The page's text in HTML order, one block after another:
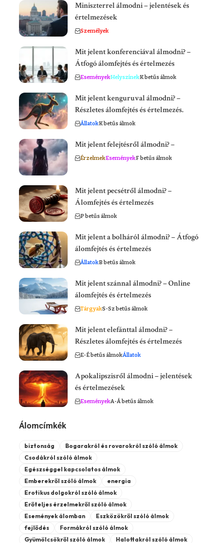
Miniszterrel álmodni – jelentések és
értelmezések
Személyek
Mit jelent konferenciával álmodni? –
Átfogó álomfejtés és értelmezés
EseményekHelyszínekK betűs álmok
Mit jelent kenguruval álmodni? –
Részletes álomfejtés és értelmezés.
ÁllatokK betűs álmok
Mit jelent felejtésről álmodni? –
ÉrzelmekEseményekF betűs álmok
Mit jelent pecsétről álmodni? –
Álomfejtés és értelmezés
P betűs álmok
Mit jelent a bolháról álmodni? – Átfogó
álomfejtés és értelmezés
ÁllatokB betűs álmok
Mit jelent szánnal álmodni? – Online
álomfejtés és értelmezés
TárgyakS-Sz betűs álmok
Mit jelent elefánttal álmodni? –
Részletes álomfejtés és értelmezés
E-É betűs álmokÁllatok
Apokalipszisről álmodni – jelentések
és értelmezések
EseményekA-Á betűs álmok
Álomcímkék
biztonság
Bogarakról és rovarokról szóló álmok
Csodákról szóló álmok
Egészséggel kapcsolatos álmok
Emberekről szóló álmok
energia
Erotikus dolgokról szóló álmok
Erőteljes érzelmekről szóló álmok
Események álomban
Eszközökről szóló álmok
fejlődés
Formákról szóló álmok
Gyümölcsökről szóló álmok
Halottakról szóló álmok